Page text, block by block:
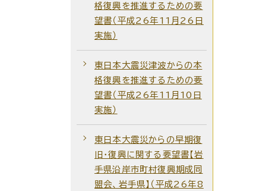
格復興を推進するための要
望書（平成26年11月26日
実施）
東日本大震災津波からの本
格復興を推進するための要
望書（平成26年11月10日
実施）
東日本大震災からの早期復
旧・復興に関する要望書【岩
手県沿岸市町村復興期成同
盟会、岩手県】（平成26年8